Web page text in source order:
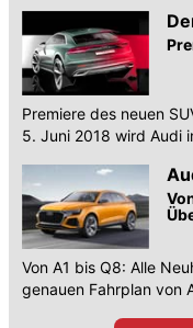
Premiere des neuen
5. Juni 2018 wird Audi
Von A1 bis Q8: Alle
genauen Fahrplan von